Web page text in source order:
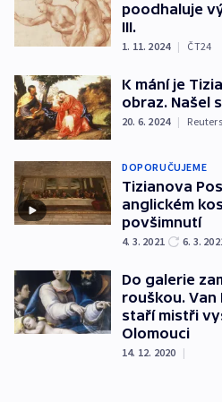
poodhaluje
III.
1. 11. 2024 | ČT24
K mání je
obraz. Našel
20. 6. 2024 | Reuters
DOPORUČUJEME
Tizianova
anglickém
povšimnutí
4. 3. 2021 6. 3.
Do galerie
rouškou. Van
staří mistři
Olomouci
14. 12. 2020 |